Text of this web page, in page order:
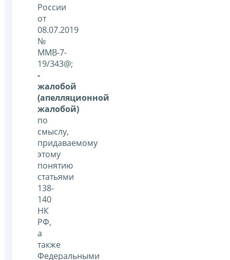
России
от
08.07.2019
№
ММВ-7-
19/343@;
-
жалобой
(апелляционной
жалобой)
по
смыслу,
придаваемому
этому
понятию
статьями
138-
140
НК
РФ,
а
также
Федеральными